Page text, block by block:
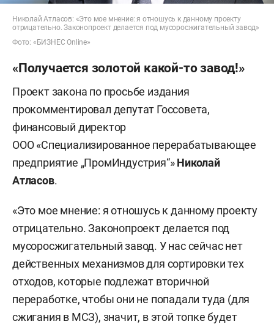
Николай Атласов: «Это мое мнение: я отношусь к данному проекту
отрицательно. Законопроект делается под мусоросжигательный завод»
Фото: «БИЗНЕС Online»
«Получается золотой какой-то завод!»
Проект закона по просьбе издания
прокомментировал депутат Госсовета,
финансовый директор
ООО «Специализированное перерабатывающее
предприятие „ПромИндустрия“»Николай
Атласов.
«Это мое мнение: я отношусь к данному проекту
отрицательно. Законопроект делается под
мусоросжигательный завод. У нас сейчас нет
действенных механизмов для сортировки тех
отходов, которые подлежат вторичной
переработке, чтобы они не попадали туда (для
сжигания в МСЗ), значит, в этой топке будет